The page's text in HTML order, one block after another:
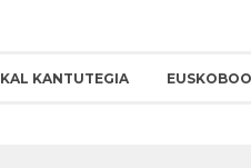
KANTUTEGIA